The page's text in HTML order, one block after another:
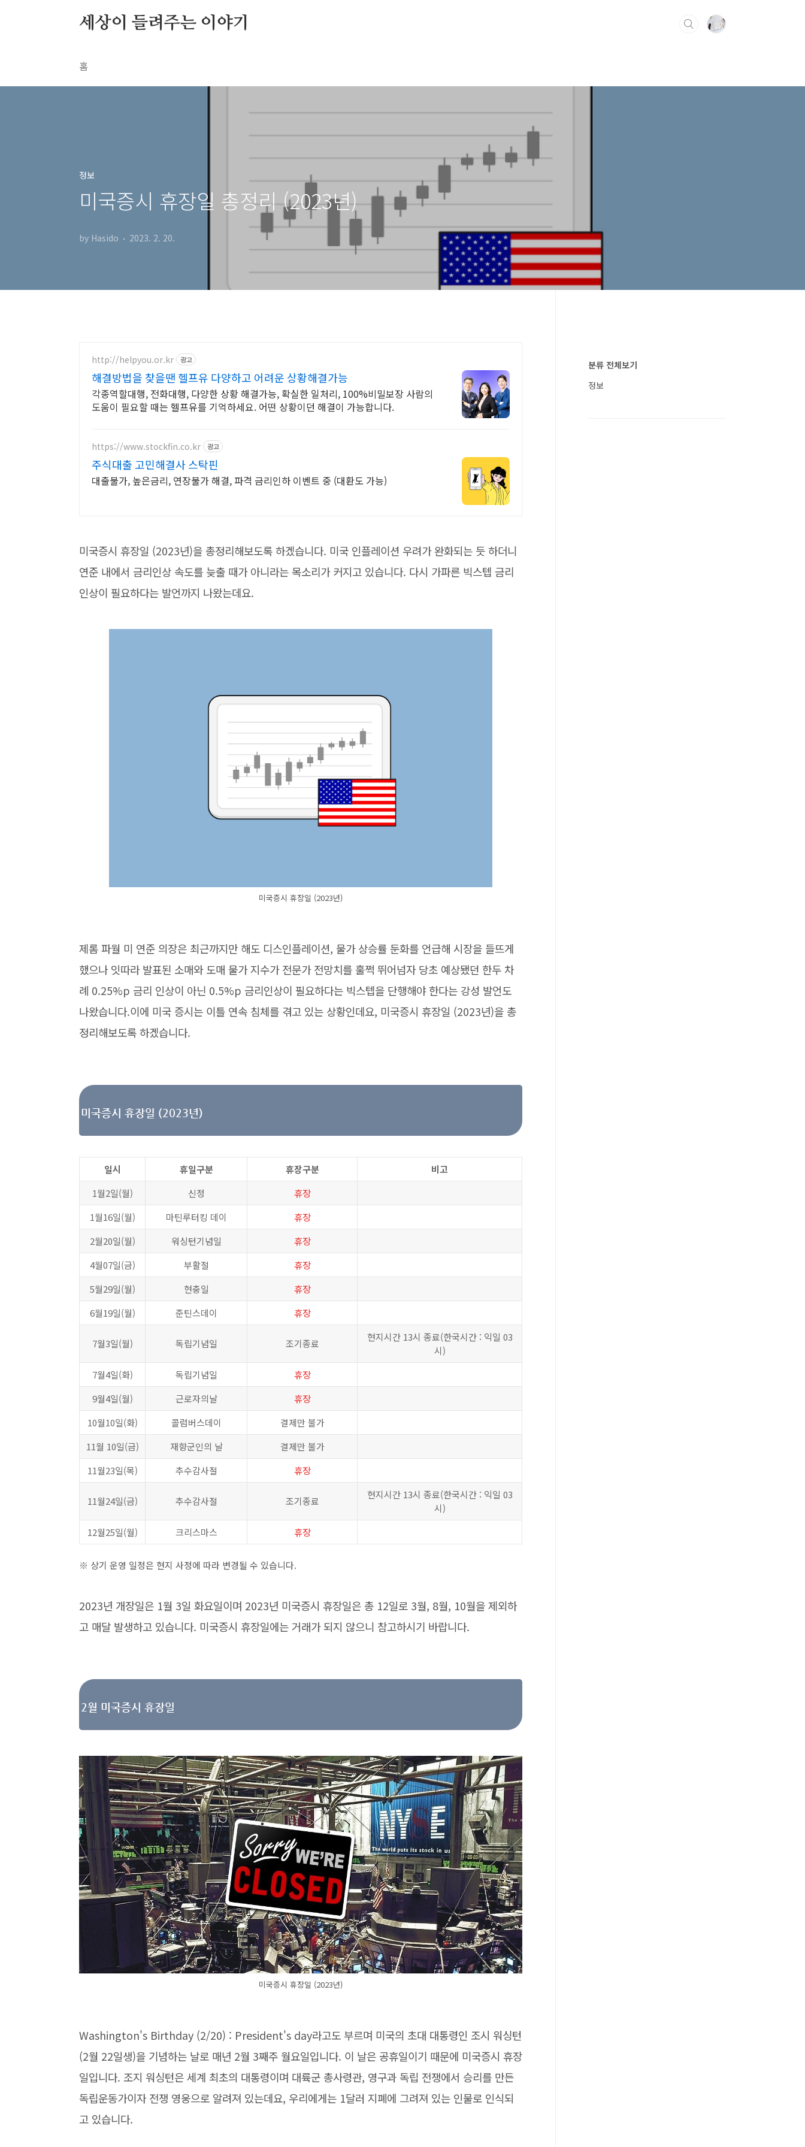
세상이 들려주는 이야기
홈
정보
미국증시 휴장일 총정리 (2023년)
by Hasido 2023. 2. 20.
http://helpyou.or.kr 광고
해결방법을 찾을땐 헬프유 다양하고 어려운 상황해결가능
각종역할대행, 전화대행, 다양한 상황 해결가능, 확실한 일처리, 100%비밀보장 사람의
도움이 필요할 때는 헬프유를 기억하세요. 어떤 상황이던 해결이 가능합니다.
https://www.stockfin.co.kr 광고
주식대출 고민해결사 스탁핀
대출불가, 높은금리, 연장불가 해결, 파격 금리인하 이벤트 중 (대환도 가능)
미국증시 휴장일 (2023년)을 총정리해보도록 하겠습니다. 미국 인플레이션 우려가 완화되는 듯 하더니
연준 내에서 금리인상 속도를 늦출 때가 아니라는 목소리가 커지고 있습니다. 다시 가파른 빅스텝 금리
인상이 필요하다는 발언까지 나왔는데요.
미국증시 휴장일 (2023년)
제롬 파월 미 연준 의장은 최근까지만 해도 디스인플레이션, 물가 상승률 둔화를 언급해 시장을 들뜨게
했으나 잇따라 발표된 소매와 도매 물가 지수가 전문가 전망치를 훌쩍 뛰어넘자 당초 예상됐던 한두 차
례 0.25%p 금리 인상이 아닌 0.5%p 금리인상이 필요하다는 빅스텝을 단행해야 한다는 강성 발언도
나왔습니다.이에 미국 증시는 이틀 연속 침체를 겪고 있는 상황인데요, 미국증시 휴장일 (2023년)을 총
정리해보도록 하겠습니다.
미국증시 휴장일 (2023년)
일시 휴일구분 휴장구분
비고
1월2일(월)
신정
휴장
1월16일(월)
마틴루터킹 데이
휴장
2월20일(월)
워싱턴기념일
휴장
4월07일(금)
부활절
휴장
5월29일(월)
현충일
휴장
6월19일(월)
준틴스데이 휴장
7월3일(월) 독립기념일 조기종료
현지시간 13시 종료(한국시간 : 익일 03
시)
7월4일(화)
독립기념일
휴장
9월4일(월)
근로자의날
휴장
10월10일(화)
콜럼버스데이
결제만 불가
11월 10일(금)
재향군인의 날
결제만 불가
11월23일(목)
추수감사절 휴장
11월24일(금) 추수감사절 조기종료
현지시간 13시 종료(한국시간 : 익일 03
시)
12월25일(월)
크리스마스 휴장
※ 상기 운영 일정은 현지 사정에 따라 변경될 수 있습니다.
2023년 개장일은 1월 3일 화요일이며 2023년 미국증시 휴장일은 총 12일로 3월, 8월, 10월을 제외하
고 매달 발생하고 있습니다. 미국증시 휴장일에는 거래가 되지 않으니 참고하시기 바랍니다.
2월 미국증시 휴장일
미국증시 휴장일 (2023년)
Washington's Birthday (2/20) : President's day라고도 부르며 미국의 초대 대통령인 조시 워싱턴
(2월 22일생)을 기념하는 날로 매년 2월 3째주 월요일입니다. 이 날은 공휴일이기 때문에 미국증시 휴장
일입니다. 조지 워싱턴은 세계 최초의 대통령이며 대륙군 총사령관, 영구과 독립 전쟁에서 승리를 만든
독립운동가이자 전쟁 영웅으로 알려져 있는데요, 우리에게는 1달러 지폐에 그려져 있는 인물로 인식되
고 있습니다.
분류 전체보기
정보